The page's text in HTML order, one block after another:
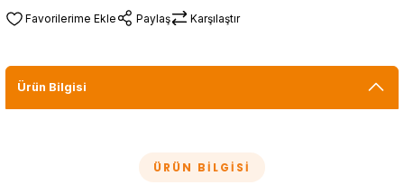
Paylaş Karşılaştır
Ürün Bilgisi
ÜRÜN BILGISI